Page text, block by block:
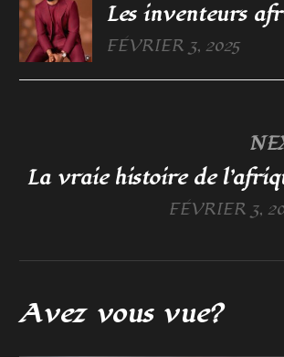
FÉVRIER 3, 2025
La vraie histoire de
FÉVRIER 3,
Avez vous vue?